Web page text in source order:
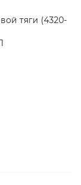
тяги (4320-